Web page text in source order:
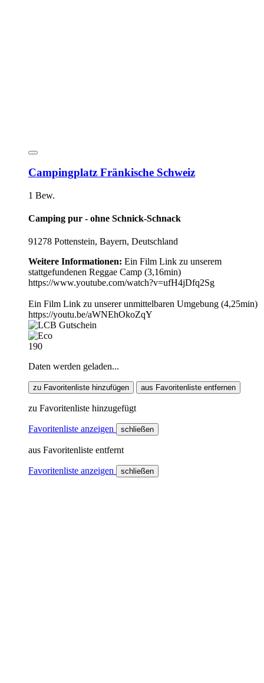
Campingplatz Fränkische Schweiz
1 Bew.
Camping pur - ohne Schnick-Schnack
91278 Pottenstein, Bayern, Deutschland
Weitere Informationen: Ein Film Link zu unserem
stattgefundenen Reggae Camp (3,16min)
https://www.youtube.com/watch?v=ufH4jDfq2Sg
Ein Film Link zu unserer unmittelbaren Umgebung (4,25min)
https://youtu.be/aWNEhOkoZqY
190
Daten werden geladen...
zu Favoritenliste hinzufügen aus Favoritenliste entfernen
zu Favoritenliste hinzugefügt
Favoritenliste anzeigen schließen
aus Favoritenliste entfernt
Favoritenliste anzeigen schließen